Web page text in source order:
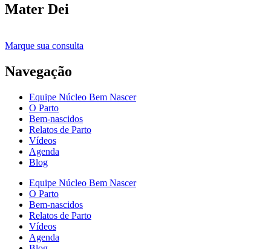
Mater Dei
Marque sua consulta
Navegação
Equipe Núcleo Bem Nascer
O Parto
Bem-nascidos
Relatos de Parto
Vídeos
Agenda
Blog
Equipe Núcleo Bem Nascer
O Parto
Bem-nascidos
Relatos de Parto
Vídeos
Agenda